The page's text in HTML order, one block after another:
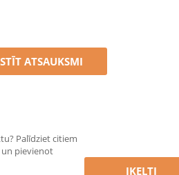
ATSAUKSMI
Palīdziet citiem
un pievienot
ĮKELTI